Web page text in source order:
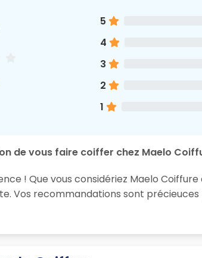
5
4
3
2
1
de vous faire coiffer chez Maelo
! Que vous considériez Maelo
Vos recommandations sont